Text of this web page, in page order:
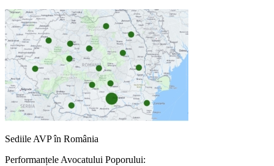
Sediile AVP în România
Performanțele Avocatului Poporului: